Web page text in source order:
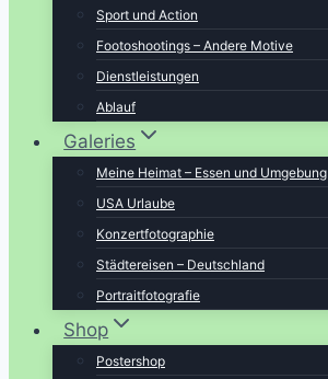
Sport und Action
Footoshootings – Andere Motive
Dienstleistungen
Ablauf
Galeries
Meine Heimat – Essen und Umgebung
USA Urlaube
Konzertfotographie
Städtereisen – Deutschland
Portraitfotografie
Shop
Postershop